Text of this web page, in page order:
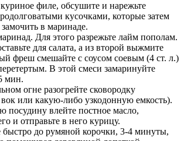
филе, обсушите и нарежьте
кусочками, которые затем
в маринаде.
Для этого разрежьте лайм пополам.
для салата, а из второй выжмите
фреш смешайте с соусом соевым (4 ст. л.)
В этой смеси замаринуйте
мин.
огне разогрейте сковородку
или какую-либо узкодонную емкость).
посудину влейте постное масло,
и отправьте в него курицу.
быстро до румяной корочки, 3-4 минуты,